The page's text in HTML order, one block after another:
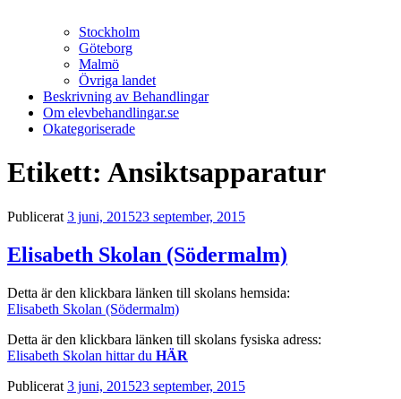
Stockholm
Göteborg
Malmö
Övriga landet
Beskrivning av Behandlingar
Om elevbehandlingar.se
Okategoriserade
Etikett: Ansiktsapparatur
Publicerat 3 juni, 201523 september, 2015
Elisabeth Skolan (Södermalm)
Detta är den klickbara länken till skolans hemsida:
Elisabeth Skolan (Södermalm)
Detta är den klickbara länken till skolans fysiska adress:
Elisabeth Skolan hittar du HÄR
Publicerat 3 juni, 201523 september, 2015